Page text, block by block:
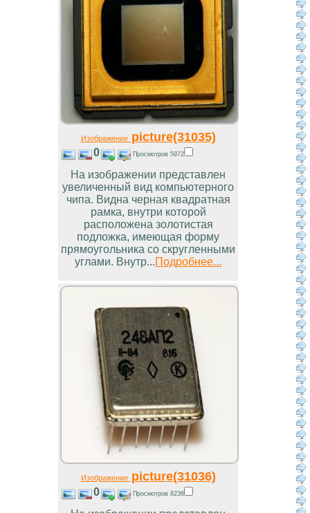
Изображениеpicture(31035)
0 Просмотров 5972
На изображении представлен
увеличенный вид компьютерного
чипа. Видна черная квадратная
рамка, внутри которой
расположена золотистая
подложка, имеющая форму
прямоугольника со скругленными
углами. Внутр...Подробнее...
Изображениеpicture(31036)
0 Просмотров 8236